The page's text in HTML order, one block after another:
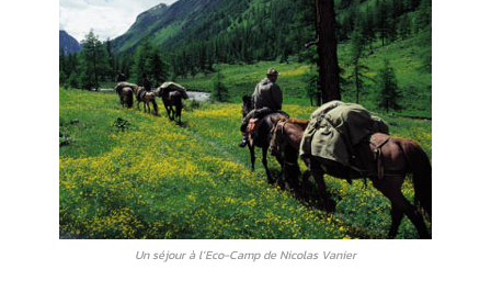
Un séjour à l’Eco-Camp de Nicolas Vanier